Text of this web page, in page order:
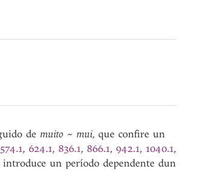
de muito ~ mui, que confire un
574.1, 624.1, 836.1, 866.1, 942.1, 1040.1,
un período dependente dun